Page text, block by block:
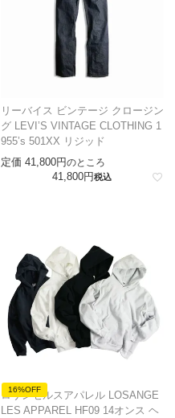
リーバイス ビンテージ クロージン
グ LEVI’S VINTAGE CLOTHING 1
955’s 501XX リジッド
定価 41,800 のところ
41,800 税込
16%OFF
ロサンゼルスアパレル LOSANGE
LES APPAREL HF09 14オンス ヘ